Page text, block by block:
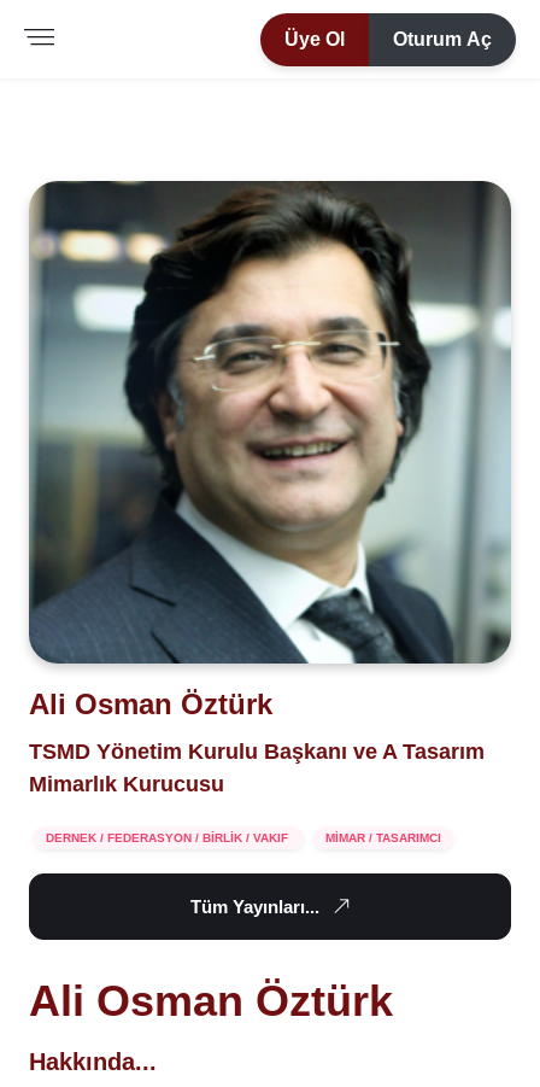
Üye Ol Oturum Aç
Ali Osman Öztürk
TSMD Yönetim Kurulu Başkanı ve A Tasarım
Mimarlık Kurucusu
DERNEK / FEDERASYON / BİRLİK / VAKIF MİMAR / TASARIMCI
Tüm Yayınları...
Ali Osman Öztürk
Hakkında...